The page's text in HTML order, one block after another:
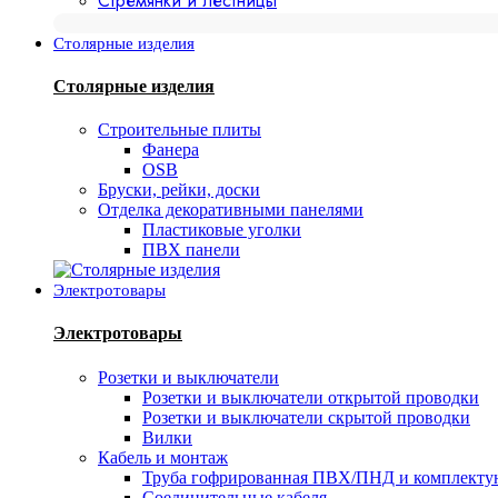
Столярные изделия
Столярные изделия
Строительные плиты
Фанера
OSB
Бруски, рейки, доски
Отделка декоративными панелями
Пластиковые уголки
ПВХ панели
Электротовары
Электротовары
Розетки и выключатели
Розетки и выключатели открытой проводки
Розетки и выключатели скрытой проводки
Вилки
Кабель и монтаж
Труба гофрированная ПВХ/ПНД и